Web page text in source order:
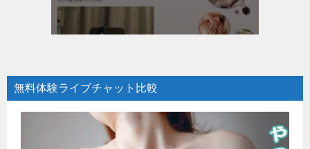
無料体験ライブチャット比較